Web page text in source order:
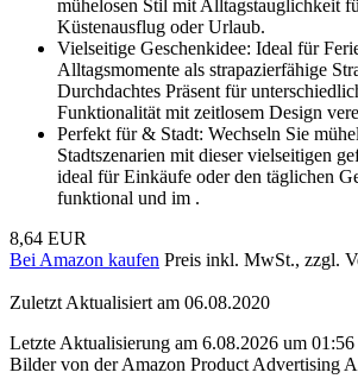
mühelosen Stil mit Alltagstauglichkeit
Küstenausflug oder Urlaub.
Vielseitige Geschenkidee: Ideal für
Alltagsmomente als strapazierfähige
Durchdachtes Präsent für
Funktionalität mit zeitlosem Design
Perfekt für & Stadt: Wechseln Sie
Stadtszenarien mit dieser vielseitigen
ideal für Einkäufe oder den täglichen
funktional und im .
8,64 EUR
Bei Amazon kaufen Preis inkl. MwSt., zzgl.
Zuletzt Aktualisiert am 06.08.2020
Letzte Aktualisierung am 6.08.2026 um
Bilder von der Amazon Product Advertising